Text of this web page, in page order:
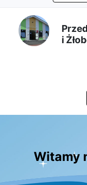
treści
głównej
menu
mapy
strony
i
Witamy